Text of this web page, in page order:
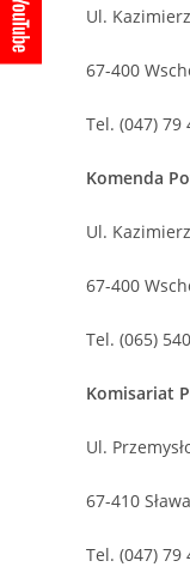
Ul.
67-400
Tel. (047) 79
Komenda
Ul.
67-400
Tel. (065)
Komisariat
Ul.
67-410 Sława
Tel. (047) 79